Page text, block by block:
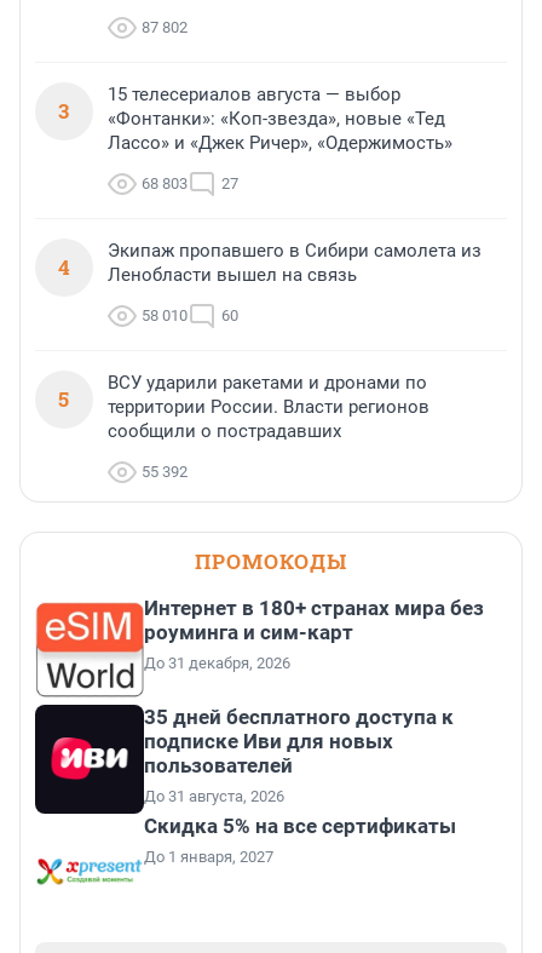
87 802
3
15 телесериалов августа — выбор
«Фонтанки»: «Коп-звезда», новые «Тед
Лассо» и «Джек Ричер», «Одержимость»
68 803 27
4
Экипаж пропавшего в Сибири самолета из
Ленобласти вышел на связь
58 010 60
5
ВСУ ударили ракетами и дронами по
территории России. Власти регионов
сообщили о пострадавших
55 392
ПРОМОКОДЫ
Интернет в 180+ странах мира без
роуминга и сим-карт
До 31 декабря, 2026
35 дней бесплатного доступа к
подписке Иви для новых
пользователей
До 31 августа, 2026
Скидка 5% на все сертификаты
До 1 января, 2027